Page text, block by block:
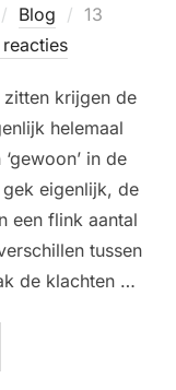
Blog
Geplaatst
13
reacties
krijgen de
helemaal
in de
eigenlijk, de
een flink aantal
tussen
de klachten …